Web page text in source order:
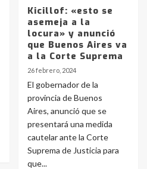
Kicillof: «esto se
asemeja a la
locura» y anunció
que Buenos Aires va
a la Corte Suprema
26 febrero, 2024
El gobernador de la
provincia de Buenos
Aires, anunció que se
presentará una medida
cautelar ante la Corte
Suprema de Justicia para
que...